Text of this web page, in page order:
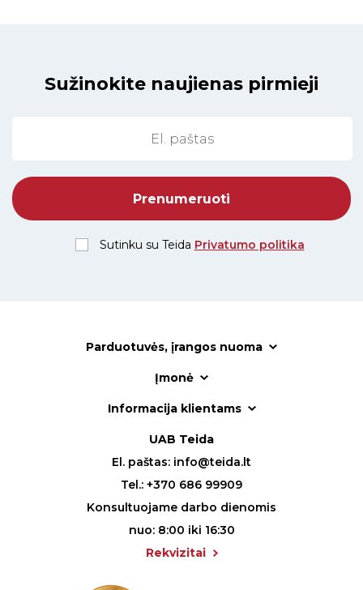
Sužinokite naujienas pirmieji
Sutinku su Teida Privatumo politika
Parduotuvės, įrangos nuoma
Įmonė
Informacija klientams
UAB Teida
El. paštas: info@teida.lt
Tel.: +370 686 99909
Konsultuojame darbo dienomis
nuo: 8:00 iki 16:30
Rekvizitai